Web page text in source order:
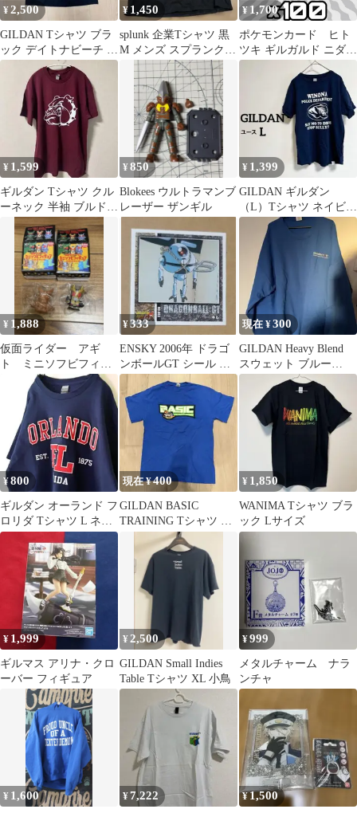
¥2,500
GILDAN Tシャツ ブラ
ック デイトナビーチ プ
リント
¥ 1,450
splunk 企業Tシャツ 黒
M メンズ スプランク
ノベルティ 非売品
¥ 1,700
ポケモンカード ヒト
ツキ ギルガルド ニダン
ギル ソードウェポン
各100枚 300枚まとめ
¥ 1,599
ギルダン Tシャツ クル
ーネック 半袖 ブルドッ
グ 綿 普段使い カジュ
アル
¥850
Blokees ウルトラマンブ
レーザー ザンギル
¥ 1,399
GILDAN ギルダン
（L）Tシャツ ネイビー
アメリカ ユニセ
¥ 1,888
仮面ライダー アギ
ト ミニソフビフィギ
ュア コレクション
アギト ギルス
¥333
ENSKY 2006年 ドラゴ
ンボールGT シール ギ
ル
現在 ¥300
GILDAN Heavy Blend
スウェット ブルー
MOMENTIVE
¥800
ギルダン オーランド フ
ロリダ Tシャツ L ネイ
ビー 紺色 古着
現在 ¥400
GILDAN BASIC
TRAINING Tシャツ ブ
ルー 英語 ロゴ 青
¥ 1,850
WANIMA Tシャツ ブラ
ック Lサイズ
¥ 1,999
ギルマス アリナ・クロ
ーバー フィギュア
¥ 2,500
GILDAN Small Indies
Table Tシャツ XL 小鳥
¥999
メタルチャーム ナラ
ンチャ
¥ 1,600 ¥7,222 ¥1,500